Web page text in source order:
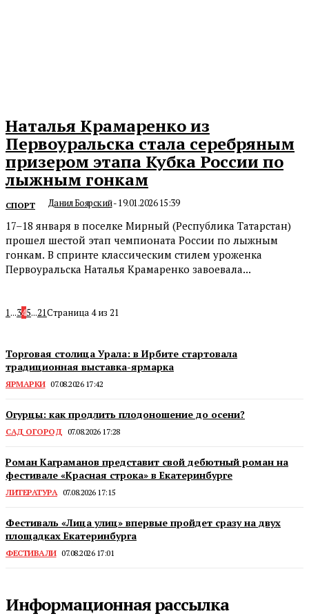
Наталья Крамаренко из
Первоуральска стала серебряным
призером этапа Кубка России по
лыжным гонкам
СПОРТ Данил Боярский-19.01.2026 15:39
17–18 января в поселке Мирный (Республика Татарстан)
прошел шестой этап чемпионата России по лыжным
гонкам. В спринте классическим стилем уроженка
Первоуральска Наталья Крамаренко завоевала...
1...345...21Страница 4 из 21
Торговая столица Урала: в Ирбите стартовала
традиционная выставка-ярмарка
ЯРМАРКИ 07.08.2026 17:42
Огурцы: как продлить плодоношение до осени?
САД ОГОРОД 07.08.2026 17:28
Роман Каграманов представит свой дебютный роман на
фестивале «Красная строка» в Екатеринбурге
ЛИТЕРАТУРА 07.08.2026 17:15
Фестиваль «Лица улиц» впервые пройдет сразу на двух
площадках Екатеринбурга
ФЕСТИВАЛИ 07.08.2026 17:01
Информационная рассылка